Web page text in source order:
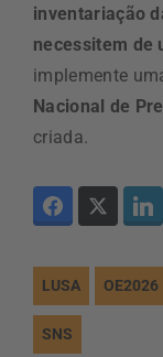
inventariação
necessitem de
implemente
Nacional de
criada.
LUSA OE2026
SNS